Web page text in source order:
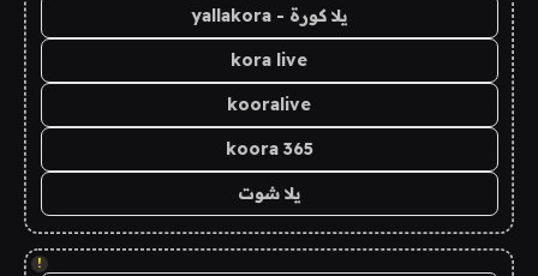
يلا كورة - yallakora
kora live
kooralive
koora 365
يلا شوت
!